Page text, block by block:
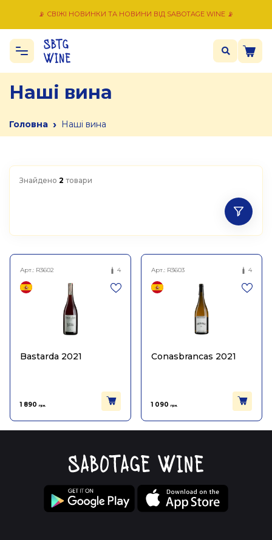
📡 СВІЖІ НОВИНКИ ТА НОВИНИ ВІД SABOTAGE WINE 📡
Наші вина
Головна › Наші вина
Знайдено 2 товари
Арт.: R3602 4
Bastarda 2021
1 890 грн.
Арт.: R3603 4
Conasbrancas 2021
1 090 грн.